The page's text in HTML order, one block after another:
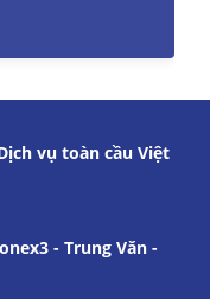
vụ toàn cầu Việt
- Trung Văn -